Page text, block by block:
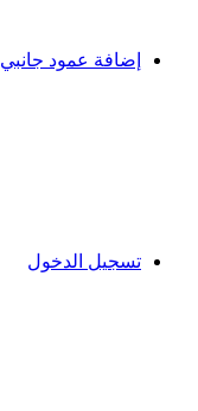
إضافة عمود جانبي
تسجيل الدخول